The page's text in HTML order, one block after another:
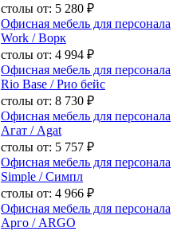
столы от: 5 280 ₽
Офисная мебель для персонала
Work / Ворк
столы от: 4 994 ₽
Офисная мебель для персонала
Rio Base / Рио бейс
столы от: 8 730 ₽
Офисная мебель для персонала
Агат / Agat
столы от: 5 757 ₽
Офисная мебель для персонала
Simple / Симпл
столы от: 4 966 ₽
Офисная мебель для персонала
Арго / ARGO